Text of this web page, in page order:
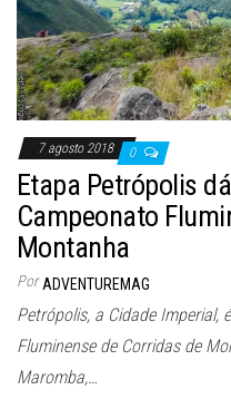
7 agosto 2018 0
Etapa Petrópolis
Campeonato
Montanha
Por ADVENTUREMAG
Petrópolis, a Cidade Imperial,
Fluminense de Corridas de
Maromba,…